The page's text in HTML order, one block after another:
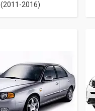
(2011-2016)